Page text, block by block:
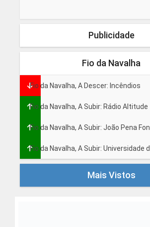
Publicidade
Fio da Navalha
Fio da Navalha, A Descer: Incêndios
Fio da Navalha, A Subir: Rádio Altitude
Fio da Navalha, A Subir: João Pena
Fio da Navalha, A Subir: Universidade
Mais Vistos